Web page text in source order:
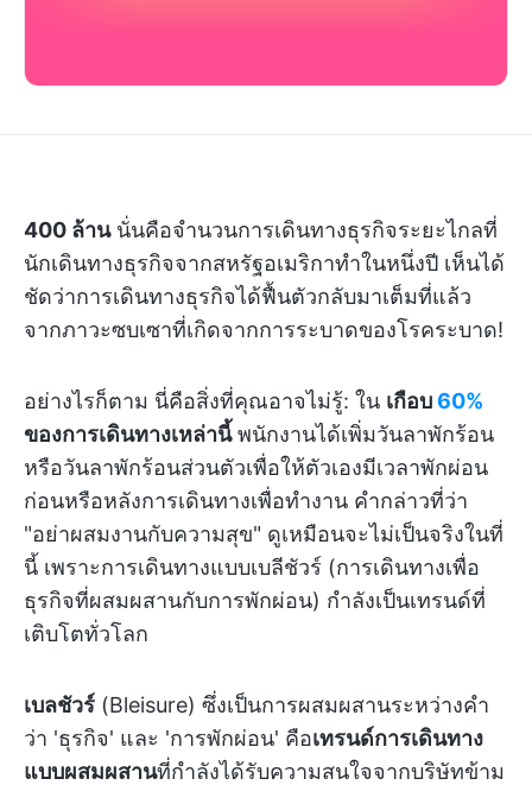
400 ล้านนั่นคือจำนวนการเดินทางธุรกิจระยะไกลที่
นักเดินทางธุรกิจจากสหรัฐอเมริกาทำในหนึ่งปี เห็นได้
ชัดว่าการเดินทางธุรกิจได้ฟื้นตัวกลับมาเต็มที่แล้ว
จากภาวะซบเซาที่เกิดจากการระบาดของโรคระบาด!
อย่างไรก็ตาม นี่คือสิ่งที่คุณอาจไม่รู้: ใน เกือบ60%
ของการเดินทางเหล่านี้พนักงานได้เพิ่มวันลาพักร้อน
หรือวันลาพักร้อนส่วนตัวเพื่อให้ตัวเองมีเวลาพักผ่อน
ก่อนหรือหลังการเดินทางเพื่อทำงาน คำกล่าวที่ว่า
"อย่าผสมงานกับความสุข" ดูเหมือนจะไม่เป็นจริงในที่
นี้ เพราะการเดินทางแบบเบลีชัวร์ (การเดินทางเพื่อ
ธุรกิจที่ผสมผสานกับการพักผ่อน) กำลังเป็นเทรนด์ที่
เติบโตทั่วโลก
เบลชัวร์ (Bleisure) ซึ่งเป็นการผสมผสานระหว่างคำ
ว่า 'ธุรกิจ' และ 'การพักผ่อน' คือเทรนด์การเดินทาง
แบบผสมผสานที่กำลังได้รับความสนใจจากบริษัทข้าม